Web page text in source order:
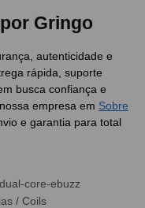
Gringo
autenticidade e
rápida, suporte
busca confiança e
empresa em Sobre
e garantia para total
core-ebuzz
/ Coils